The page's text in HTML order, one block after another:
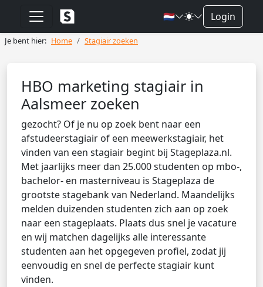
🇳🇱 Login
Je bent hier: Home Stagiair zoeken
HBO marketing stagiair in
Aalsmeer zoeken
gezocht? Of je nu op zoek bent naar een
afstudeerstagiair of een meewerkstagiair, het
vinden van een stagiair begint bij Stageplaza.nl.
Met jaarlijks meer dan 25.000 studenten op mbo-,
bachelor- en masterniveau is Stageplaza de
grootste stagebank van Nederland. Maandelijks
melden duizenden studenten zich aan op zoek
naar een stageplaats. Plaats dus snel je vacature
en wij matchen dagelijks alle interessante
studenten aan het opgegeven profiel, zodat jij
eenvoudig en snel de perfecte stagiair kunt
vinden.